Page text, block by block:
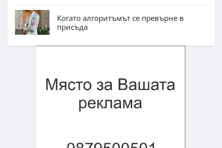
Когато алгоритъмът се превърне в
присъда